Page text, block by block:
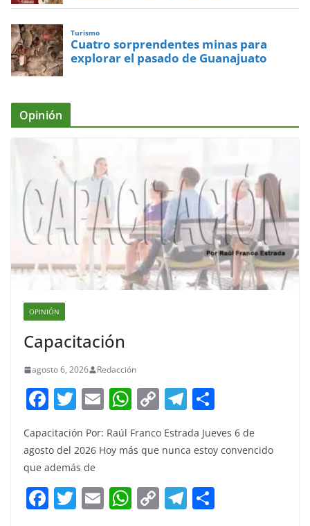
Turismo
Cuatro sorprendentes minas para
explorar el pasado de Guanajuato
Opinión
OPINIÓN
Capacitación
agosto 6, 2026 Redacción
F
a
c
e
b
o
T
itt
er
E
m
ai
W
at
A
p
C
p
Li
n
T
el
e
a
m
ar
e
Capacitación Por: Raúl Franco Estrada Jueves 6 de
agosto del 2026 Hoy más que nunca estoy convencido
que además de
F T E W C T